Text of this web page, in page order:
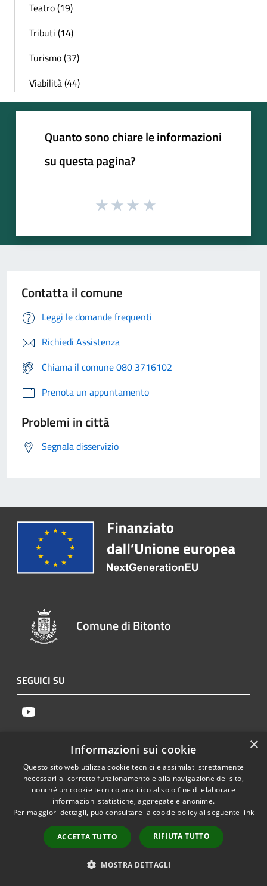
Teatro (19)
Tributi (14)
Turismo (37)
Viabilità (44)
Quanto sono chiare le informazioni
su questa pagina?
Contatta il comune
Leggi le domande frequenti
Richiedi Assistenza
Chiama il comune 080 3716102
Prenota un appuntamento
Problemi in città
Segnala disservizio
Comune di Bitonto
SEGUICI SU
AMMINISTRAZIONE
Organi di Governo
Aree Amministrative
Enti e fondazioni
Personale Amministrativo
×
Informazioni sui cookie
Questo sito web utilizza cookie tecnici e assimilati strettamente
necessari al corretto funzionamento e alla navigazione del sito,
nonché un cookie tecnico analitico al solo fine di elaborare
informazioni statistiche, aggregate e anonime.
Per maggiori dettagli, può consultare la cookie policy al seguente link
ACCETTA TUTTO RIFIUTA TUTTO
MOSTRA DETTAGLI